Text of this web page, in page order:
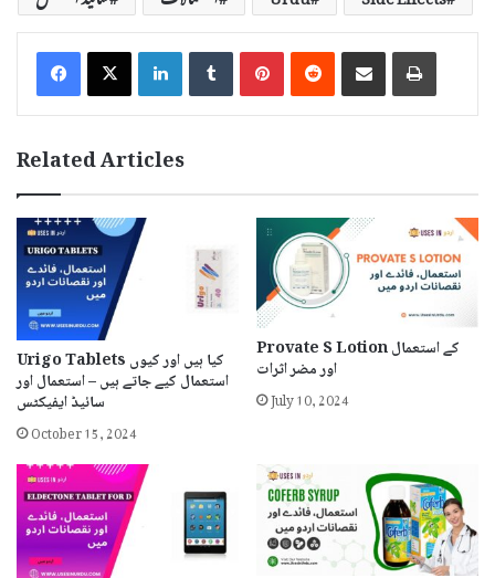
LinkedInTumblrPinterestReddit Share via Email Print
Related Articles
Urigo Tablets کیا ہیں اور کیوں
استعمال کیے جاتے ہیں – استعمال اور
سائیڈ ایفیکٹس
October 15, 2024
Provate S Lotion کے استعمال
اور مضر اثرات
July 10, 2024